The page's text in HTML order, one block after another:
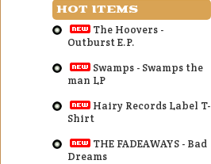
HOT ITEMS
The Hoovers -
Outburst E.P.
Swamps - Swamps the
man LP
Hairy Records Label T-
Shirt
THE FADEAWAYS - Bad
Dreams